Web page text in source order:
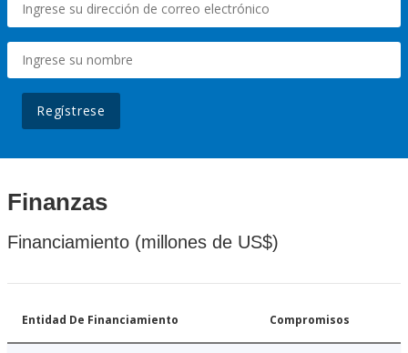
Regístrese
Finanzas
Financiamiento (millones de US$)
Entidad De Financiamiento Compromisos